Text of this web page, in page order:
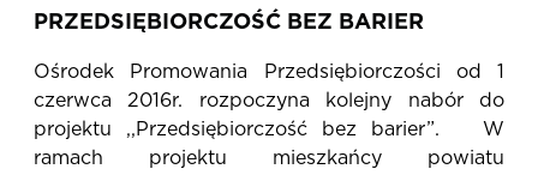
PRZEDSIĘBIORCZOŚĆ BEZ BARIER
Ośrodek Promowania Przedsiębiorczości od 1
czerwca 2016r. rozpoczyna kolejny nabór do
projektu ,,Przedsiębiorczość bez barier”. W
ramach projektu mieszkańcy powiatu